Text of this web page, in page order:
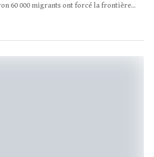
60 000 migrants ont forcé la frontière...